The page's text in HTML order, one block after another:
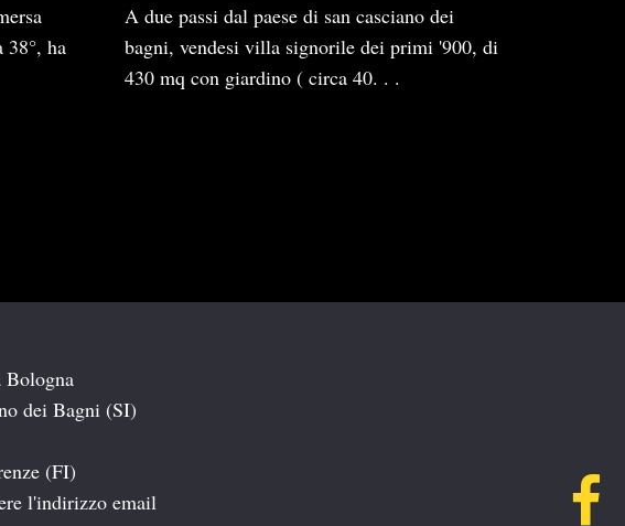
38°, ha
A due passi dal paese di san casciano dei
bagni, vendesi villa signorile dei primi '900, di
430 mq con giardino ( circa 40. . .
dei Bagni (SI)
(FI)
l'indirizzo email